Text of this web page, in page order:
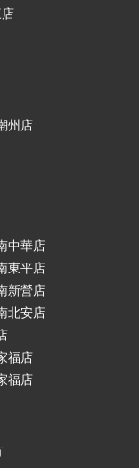
州店
中華店
東平店
新營店
北安店
福店
福店